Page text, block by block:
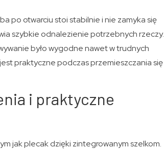
po otwarciu stoi stabilnie i nie zamyka się
szybkie odnalezienie potrzebnych rzeczy.
było wygodne nawet w trudnych
praktyczne podczas przemieszczania się
i praktyczne
jak plecak dzięki zintegrowanym szelkom.